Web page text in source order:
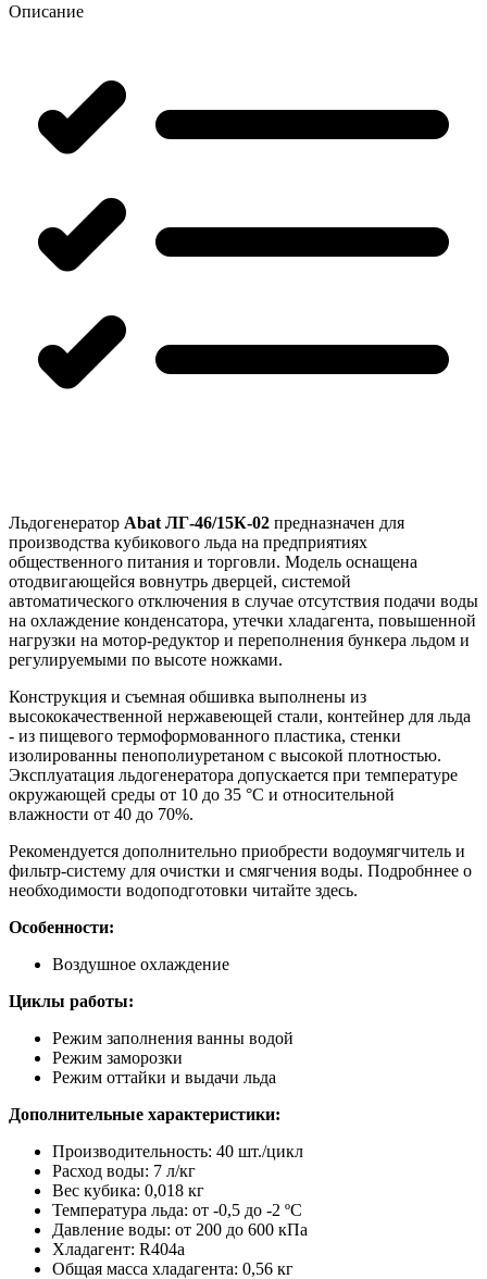
Описание
Льдогенератор Abat ЛГ-46/15К-02 предназначен для
производства кубикового льда на предприятиях
общественного питания и торговли. Модель оснащена
отодвигающейся вовнутрь дверцей, системой
автоматического отключения в случае отсутствия подачи воды
на охлаждение конденсатора, утечки хладагента, повышенной
нагрузки на мотор-редуктор и переполнения бункера льдом и
регулируемыми по высоте ножками.
Конструкция и съемная обшивка выполнены из
высококачественной нержавеющей стали, контейнер для льда
- из пищевого термоформованного пластика, стенки
изолированны пенополиуретаном с высокой плотностью.
Эксплуатация льдогенератора допускается при температуре
окружающей среды от 10 до 35 °C и относительной
влажности от 40 до 70%.
Рекомендуется дополнительно приобрести водоумягчитель и
фильтр-систему для очистки и смягчения воды. Подробннее о
необходимости водоподготовки читайте здесь.
Особенности:
Воздушное охлаждение
Циклы работы:
Режим заполнения ванны водой
Режим заморозки
Режим оттайки и выдачи льда
Дополнительные характеристики:
Производительность: 40 шт./цикл
Расход воды: 7 л/кг
Вес кубика: 0,018 кг
Температура льда: от -0,5 до -2 ºС
Давление воды: от 200 до 600 кПа
Хладагент: R404a
Общая масса хладагента: 0,56 кг